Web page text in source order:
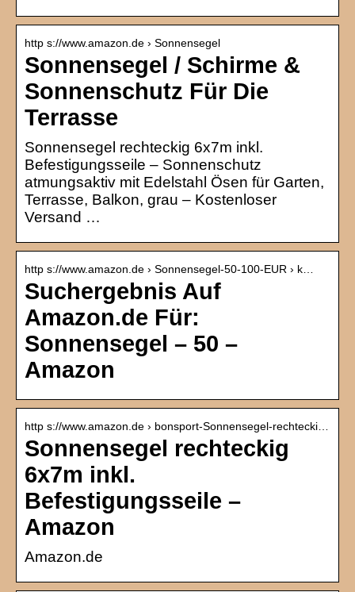
http s://www.amazon.de › Sonnensegel
Sonnensegel / Schirme &
Sonnenschutz Für Die
Terrasse
Sonnensegel rechteckig 6x7m inkl.
Befestigungsseile – Sonnenschutz
atmungsaktiv mit Edelstahl Ösen für Garten,
Terrasse, Balkon, grau – Kostenloser
Versand …
http s://www.amazon.de › Sonnensegel-50-100-EUR › k…
Suchergebnis Auf
Amazon.de Für:
Sonnensegel – 50 –
Amazon
http s://www.amazon.de › bonsport-Sonnensegel-rechtecki…
Sonnensegel rechteckig
6x7m inkl.
Befestigungsseile –
Amazon
Amazon.de